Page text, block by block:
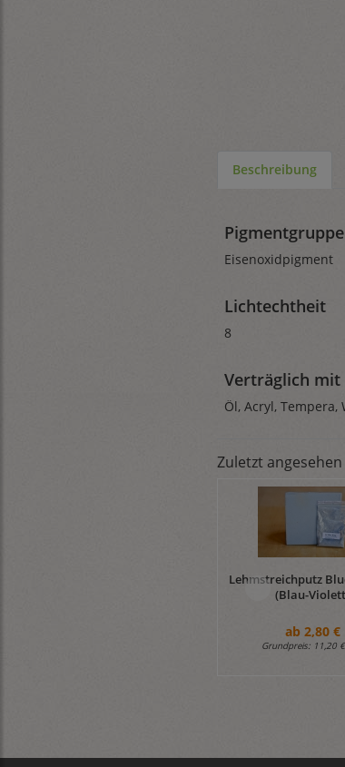
Beschreibung
Pigmentgruppe
Eisenoxidpigment
Lichtechtheit
8
Verträglich
Öl, Acryl, Tempera,
Zuletzt
Lehmstreichputz
(Blau-
ab 2,80 €
Grundpreis: 11,20